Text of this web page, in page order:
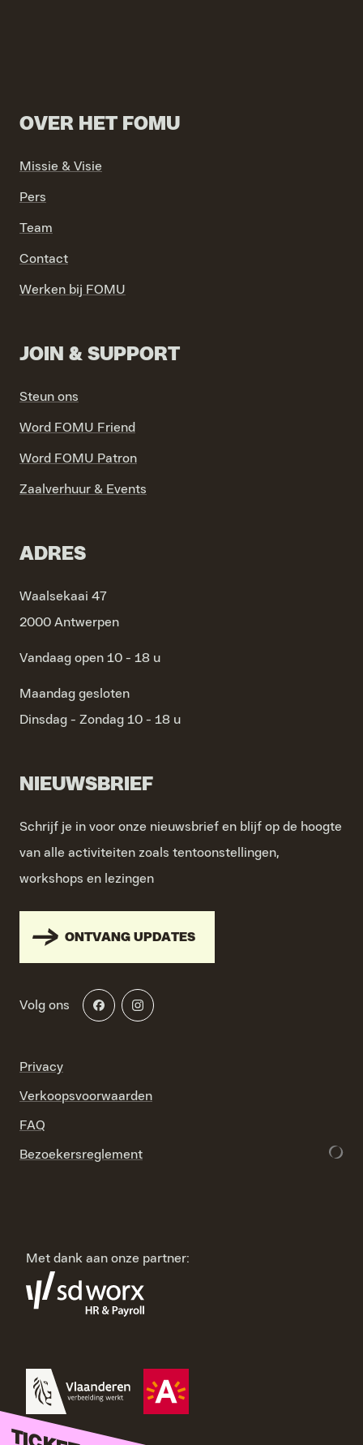
OVER HET FOMU
Missie & Visie
Pers
Team
Contact
Werken bij FOMU
JOIN & SUPPORT
Steun ons
Word FOMU Friend
Word FOMU Patron
Zaalverhuur & Events
ADRES
Waalsekaai 47
2000 Antwerpen
Vandaag open 10 - 18 u
Maandag gesloten
Dinsdag - Zondag 10 - 18 u
NIEUWSBRIEF
Schrijf je in voor onze nieuwsbrief en blijf op de hoogte
van alle activiteiten zoals tentoonstellingen,
workshops en lezingen
ONTVANG UPDATES
Volg ons
Privacy
Verkoopsvoorwaarden
FAQ
Bezoekersreglement
Met dank aan onze partner: